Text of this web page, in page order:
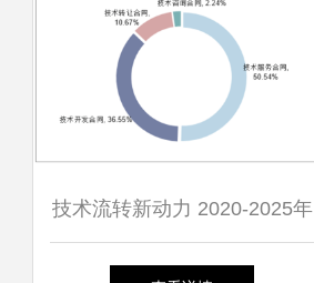
技术流转新动力 2020-2025年
中国技术交易行业深度分析与